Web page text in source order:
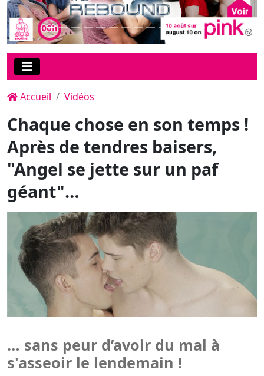
Accueil Vidéos
Chaque chose en son temps !
Après de tendres baisers,
"Angel se jette sur un paf
géant"…
… sans peur d’avoir du mal à
s'asseoir le lendemain !